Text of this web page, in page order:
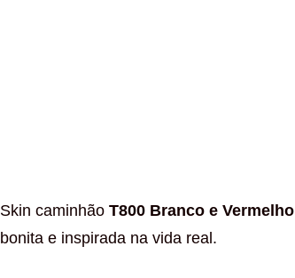
Skin caminhão T800 Branco e Vermelho
bonita e inspirada na vida real.